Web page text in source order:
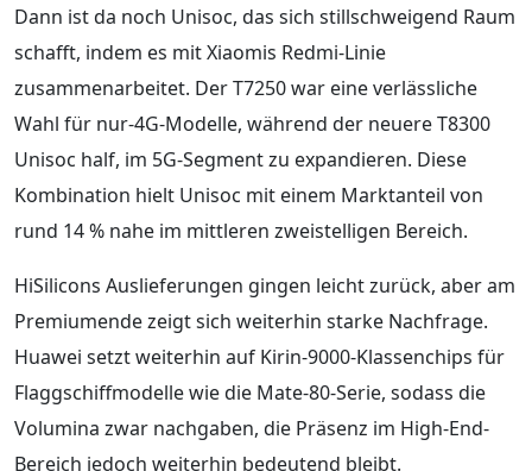
Dann ist da noch Unisoc, das sich stillschweigend Raum
schafft, indem es mit Xiaomis Redmi-Linie
zusammenarbeitet. Der T7250 war eine verlässliche
Wahl für nur-4G-Modelle, während der neuere T8300
Unisoc half, im 5G-Segment zu expandieren. Diese
Kombination hielt Unisoc mit einem Marktanteil von
rund 14 % nahe im mittleren zweistelligen Bereich.
HiSilicons Auslieferungen gingen leicht zurück, aber am
Premiumende zeigt sich weiterhin starke Nachfrage.
Huawei setzt weiterhin auf Kirin-9000-Klassenchips für
Flaggschiffmodelle wie die Mate-80-Serie, sodass die
Volumina zwar nachgaben, die Präsenz im High-End-
Bereich jedoch weiterhin bedeutend bleibt.